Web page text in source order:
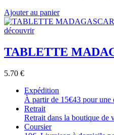
Ajouter au panier
découvrir
TABLETTE
5.70 €
Expédition
À partir de 15€43 pour une
Retrait
Retrait dans la boutique
Coursier